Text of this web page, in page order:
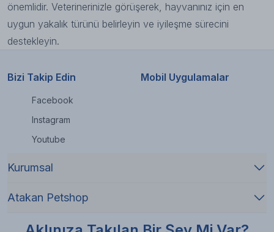
önemlidir. Veterinerinizle görüşerek, hayvanınız için en
uygun yakalık türünü belirleyin ve iyileşme sürecini
destekleyin.
Bizi Takip Edin
Facebook
Instagram
Youtube
Mobil Uygulamalar
Kurumsal
Atakan Petshop